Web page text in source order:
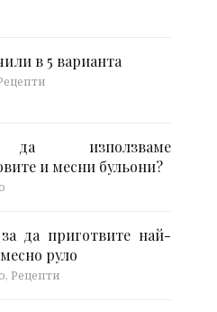
в 5 варианта
използваме
и месни бульони?
да приготвите най-
руло
Рецепти